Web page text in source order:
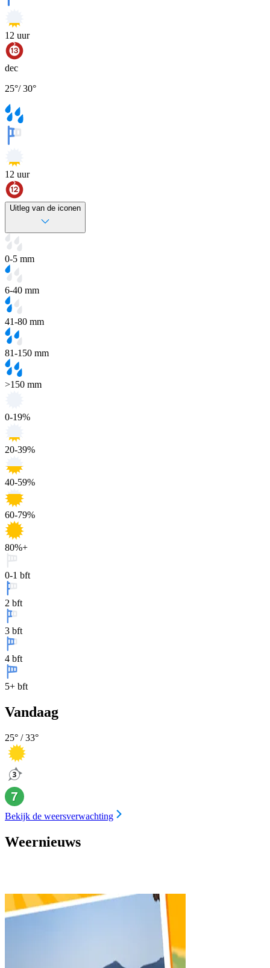
12 uur
dec
25°/30°
12 uur
Uitleg van de iconen
0-5 mm
6-40 mm
41-80 mm
81-150 mm
>150 mm
0-19%
20-39%
40-59%
60-79%
80%+
0-1 bft
2 bft
3 bft
4 bft
5+ bft
Vandaag
25° /33°
Bekijk de weersverwachting
Weernieuws